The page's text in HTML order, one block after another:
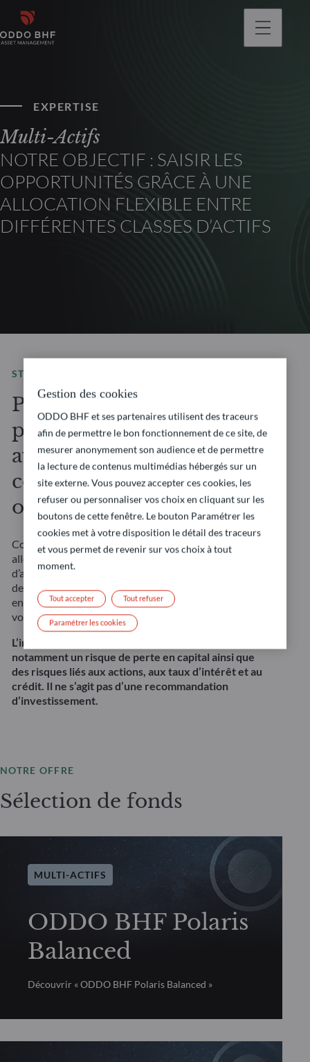
EXPERTISE
Multi-Actifs
NOTRE OBJECTIF : SAISIR LES
OPPORTUNITÉS GRÂCE À UNE
ALLOCATION FLEXIBLE ENTRE
DIFFÉRENTES CLASSES D’ACTIFS
STRATÉGIE D’INVESTISSEMENT
Personnaliser votre
parcours d’investissement
avec des solutions
conçues à partir de vos
objectifs personnels.
Conçues pour offrir une large diversification, une
allocation flexible et un accès à plusieurs classes
d’actifs, nos solutions multi-actifs sur mesure offrent
des sources de rendement potentiel variées, évoluent
en fonction des marchés et s’adaptent précisément à
vos objectifs financiers personnels.
L’investissement dans cette stratégie présente
notamment un risque de perte en capital ainsi que
des risques liés aux actions, aux taux d’intérêt et au
crédit. Il ne s’agit pas d’une recommandation
d’investissement.
NOTRE OFFRE
Sélection de fonds
MULTI-ACTIFS
ODDO BHF Polaris
Balanced
Découvrir « ODDO BHF Polaris Balanced »
Gestion des cookies
ODDO BHF et ses partenaires utilisent des traceurs
afin de permettre le bon fonctionnement de ce site, de
mesurer anonymement son audience et de permettre
la lecture de contenus multimédias hébergés sur un
site externe. Vous pouvez accepter ces cookies, les
refuser ou personnaliser vos choix en cliquant sur les
boutons de cette fenêtre. Le bouton Paramétrer les
cookies met à votre disposition le détail des traceurs
et vous permet de revenir sur vos choix à tout
moment.
Tout refuser
Tout accepter
Paramétrer les cookies